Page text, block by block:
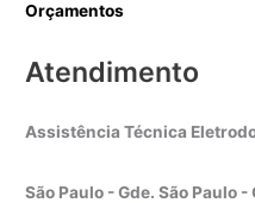
Orçamentos
Atendimento
Assistência Técnica
São Paulo - Gde. São Paulo -